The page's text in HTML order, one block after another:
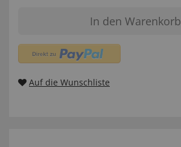
In den Warenkorb
Auf die Wunschliste